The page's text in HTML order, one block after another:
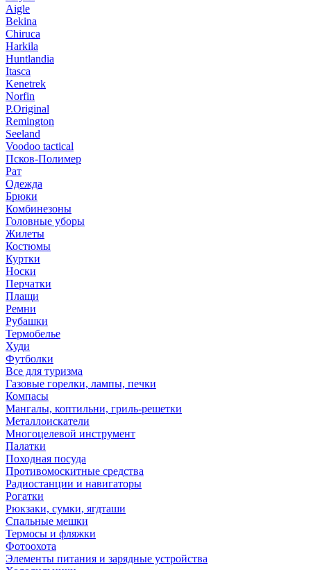
Aigle
Bekina
Chiruсa
Harkila
Huntlandia
Itasca
Kenetrek
Norfin
P.Original
Remington
Seeland
Voodoo tactical
Псков-Полимер
Рат
Одежда
Брюки
Комбинезоны
Головные уборы
Жилеты
Костюмы
Куртки
Носки
Перчатки
Плащи
Ремни
Рубашки
Термобелье
Худи
Футболки
Все для туризма
Газовые горелки, лампы, печки
Компасы
Мангалы, коптильни, гриль-решетки
Металлоискатели
Многоцелевой инструмент
Палатки
Походная посуда
Противомоскитные средства
Радиостанции и навигаторы
Рогатки
Рюкзаки, сумки, ягдташи
Спальные мешки
Термосы и фляжки
Фотоохота
Элементы питания и зарядные устройства